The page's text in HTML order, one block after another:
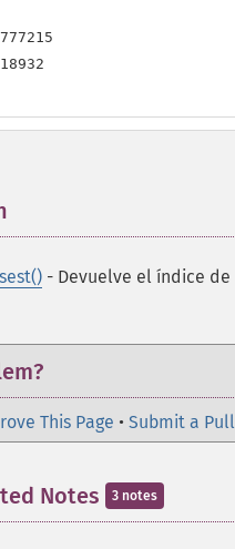
- Devuelve el índice
This Page • Submit a
Notes 3 notes